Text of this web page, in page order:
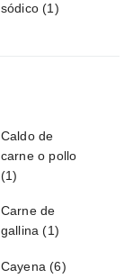
sódico(1)
Caldo de
carne o pollo
(1)
Carne de
gallina(1)
Cayena(6)